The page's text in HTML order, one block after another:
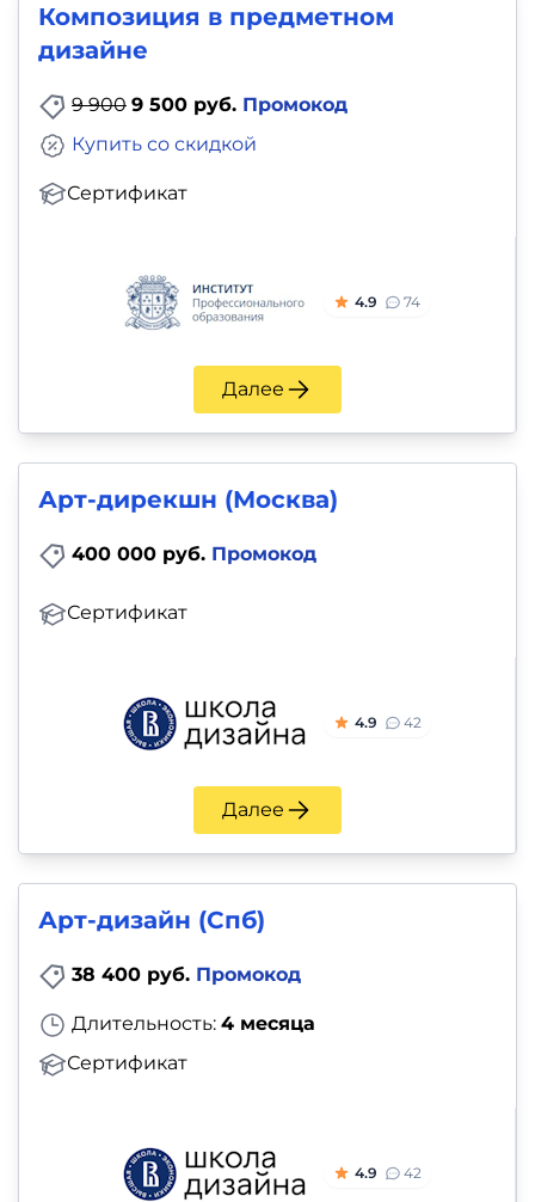
Композиция в предметном
дизайне
9 900 9 500 руб. Промокод
Сертификат
Купить со скидкой
4.9 74
Далее
Арт-дирекшн (Москва)
400 000 руб. Промокод
Сертификат
4.9 42
Далее
Арт-дизайн (Спб)
38 400 руб. Промокод
Длительность: 4 месяца
Сертификат
4.9 42